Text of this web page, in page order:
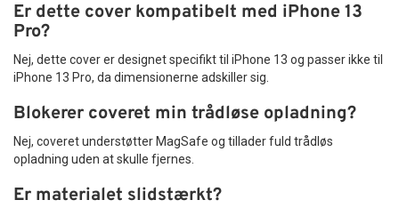
Er dette cover kompatibelt med iPhone 13
Pro?
Nej, dette cover er designet specifikt til iPhone 13 og passer ikke til
iPhone 13 Pro, da dimensionerne adskiller sig.
Blokerer coveret min trådløse opladning?
Nej, coveret understøtter MagSafe og tillader fuld trådløs
opladning uden at skulle fjernes.
Er materialet slidstærkt?